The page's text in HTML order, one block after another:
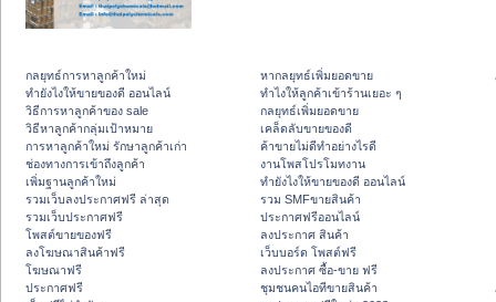
กลยุทธ์การหาลูกค้าใหม่
ทํายังไงให้ขายของดี ออนไลน์
วิธีการหาลูกค้าของ sale
วิธีหาลูกค้ากลุ่มเป้าหมาย
การหาลูกค้าใหม่ รักษาลูกค้าเก่า
ช่องทางการเข้าถึงลูกค้า
เพิ่มฐานลูกค้าใหม่
รวมเว็บลงประกาศฟรี ล่าสุด
รวมเว็บประกาศฟรี
โพสต์ขายของฟรี
ลงโฆษณาสินค้าฟรี
โฆษณาฟรี
ประกาศฟรี
หากลยุทธ์เพิ่มยอดขาย
ทําไงให้ลูกค้าเข้าร้านเยอะ ๆ
กลยุทธ์เพิ่มยอดขาย
เคล็ดลับขายของดี
ค้าขายไม่ดีทำอย่างไรดี
งานโพสโปรโมทงาน
ทํายังไงให้ขายของดี ออนไลน์
รวม SMFขายสินค้า
ประกาศฟรีออนไลน์
ลงประกาศ สินค้า
เว็บบอร์ด โพสต์ฟรี
ลงประกาศ ซื้อ-ขาย ฟรี
ชุมชนคนไอทีขายสินค้า